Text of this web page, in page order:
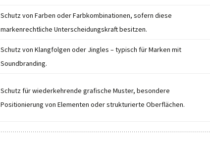
Schutz von Farben oder Farbkombinationen, sofern diese
markenrechtliche Unterscheidungskraft besitzen.
Schutz von Klangfolgen oder Jingles – typisch für Marken mit
Soundbranding.
Schutz für wiederkehrende grafische Muster, besondere
Positionierung von Elementen oder strukturierte Oberflächen.